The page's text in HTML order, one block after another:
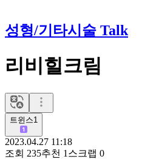
성형/기타시술 Talk
리비힐크림
트윈스1
2023.04.27 11:18
조회 235추천 1 스크랩 0